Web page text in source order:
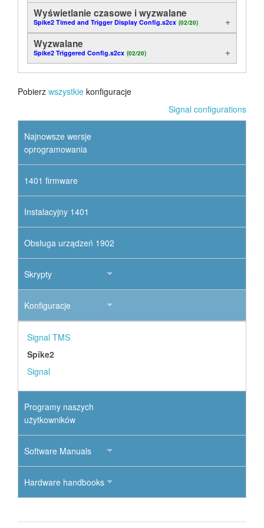
Samouczki
Wsparcie
Dealerzy
Wyświetlanie czasowe i wyzwalane
Spike2 Timed and Trigger Display Config.s2cx (02/20)
Wyzwalane
Spike2 Triggered Config.s2cx (02/20)
Pobierz wszystkie konfiguracje
Signal configurations
Najnowsze wersje
oprogramowania
1401 firmware
Instalacyjny 1401
Obsługa urządzeń 1902
Skrypty
Konfiguracje
Signal TMS
Spike2
Signal
Programy naszych
użytkowników
Software Manuals
Hardware handbooks